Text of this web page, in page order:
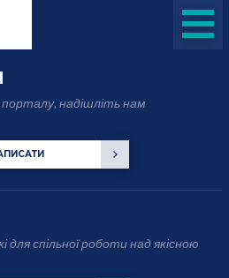
надішліть нам
спільної роботи над якісною